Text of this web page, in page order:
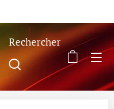
Rechercher